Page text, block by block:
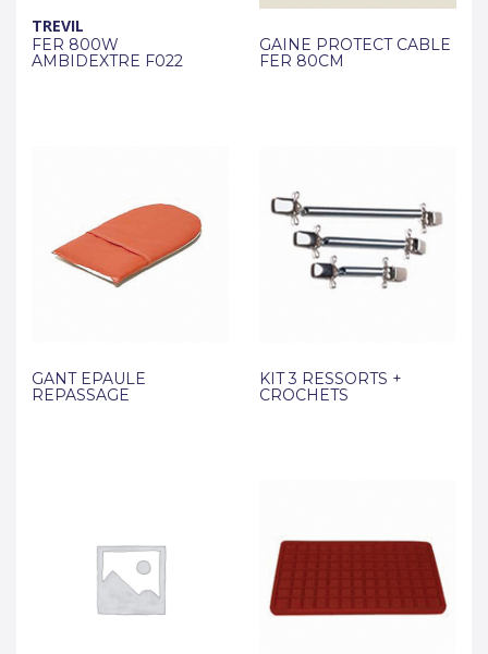
TREVIL
FER 800W
AMBIDEXTRE F022
GAINE PROTECT CABLE
FER 80CM
GANT EPAULE
REPASSAGE
KIT 3 RESSORTS +
CROCHETS